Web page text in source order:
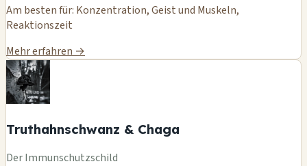
Am besten für: Konzentration, Geist und Muskeln,
Reaktionszeit
Mehr erfahren →
Truthahnschwanz & Chaga
Der Immunschutzschild